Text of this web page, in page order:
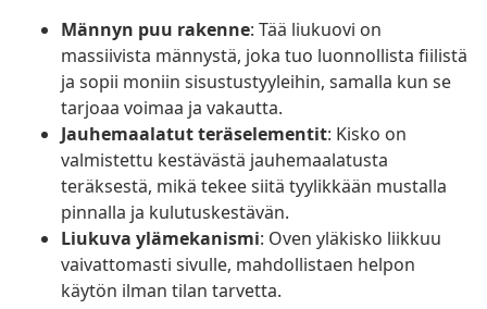
Männyn puu rakenne: Tää liukuovi on
massiivista männystä, joka tuo luonnollista fiilistä
ja sopii moniin sisustustyyleihin, samalla kun se
tarjoaa voimaa ja vakautta.
Jauhemaalatut teräselementit: Kisko on
valmistettu kestävästä jauhemaalatusta
teräksestä, mikä tekee siitä tyylikkään mustalla
pinnalla ja kulutuskestävän.
Liukuva ylämekanismi: Oven yläkisko liikkuu
vaivattomasti sivulle, mahdollistaen helpon
käytön ilman tilan tarvetta.